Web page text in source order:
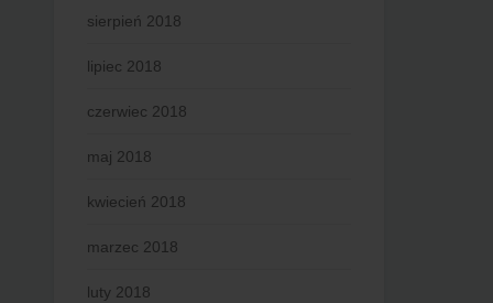
sierpień 2018
lipiec 2018
czerwiec 2018
maj 2018
kwiecień 2018
marzec 2018
luty 2018